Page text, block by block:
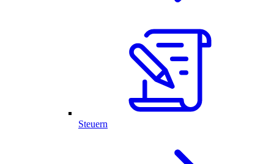
Steuern